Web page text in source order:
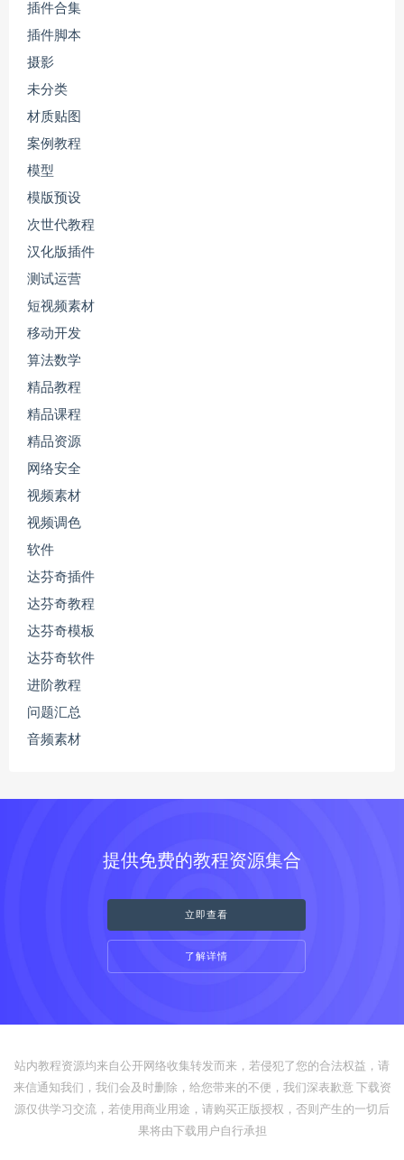
插件合集
插件脚本
摄影
未分类
材质贴图
案例教程
模型
模版预设
次世代教程
汉化版插件
测试运营
短视频素材
移动开发
算法数学
精品教程
精品课程
精品资源
网络安全
视频素材
视频调色
软件
达芬奇插件
达芬奇教程
达芬奇模板
达芬奇软件
进阶教程
问题汇总
音频素材
提供免费的教程资源集合
立即查看
了解详情
站内教程资源均来自公开网络收集转发而来，若侵犯了您的合法权益，请
来信通知我们，我们会及时删除，给您带来的不便，我们深表歉意 下载资
源仅供学习交流，若使用商业用途，请购买正版授权，否则产生的一切后
果将由下载用户自行承担